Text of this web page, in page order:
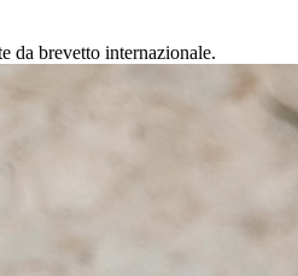
da brevetto internazionale.